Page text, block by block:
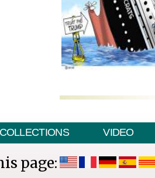
COLLECTIONS VIDEO
page: